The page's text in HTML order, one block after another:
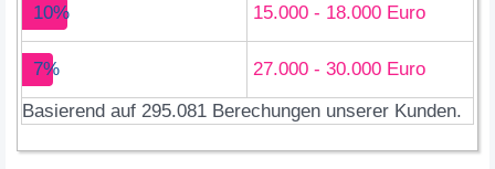
10% 15.000 - 18.000 Euro
7%
27.000 - 30.000 Euro
Basierend auf 295.081 Berechungen unserer Kunden.